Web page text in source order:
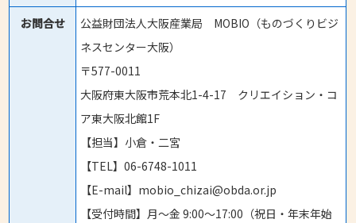
お問合せ
公益財団法人大阪産業局 MOBIO（ものづくりビジ
ネスセンター大阪）
〒577-0011
大阪府東大阪市荒本北1-4-17 クリエイション・コ
ア東大阪北館1F
【担当】小倉・二宮
【TEL】06-6748-1011
【E-mail】mobio_chizai@obda.or.jp
【受付時間】月～金 9:00～17:00（祝日・年末年始